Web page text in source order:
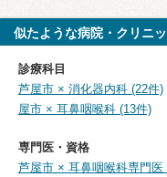
似たような病院・クリニ
診療科目
芦屋市 × 消化器内科 (22件)
屋市 × 耳鼻咽喉科 (13件)
専門医・資格
芦屋市 × 耳鼻咽喉科専門医